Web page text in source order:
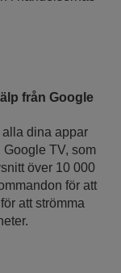
från Google
dina appar
TV, som
över 10 000
för att
att strömma